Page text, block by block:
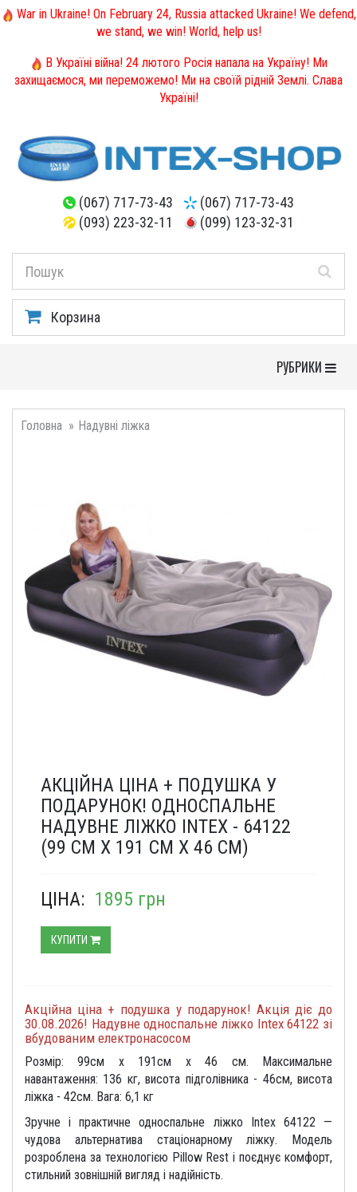
War in Ukraine! On February 24, Russia attacked Ukraine! We defend,
we stand, we win! World, help us!
В Україні війна! 24 лютого Росія напала на Україну! Ми
захищаємося, ми переможемо! Ми на своїй рідній Землі. Слава
Україні!
(067) 717-73-43
(067) 717-73-43
(093) 223-32-11
(099) 123-32-31
Корзина
Toggle
РУБРИКИ
Головна Надувні ліжка
АКЦІЙНА ЦІНА + ПОДУШКА У
ПОДАРУНОК! ОДНОСПАЛЬНЕ
НАДУВНЕ ЛІЖКО INTEX - 64122
(99 СМ Х 191 СМ Х 46 СМ)
ЦІНА: 1895 грн
КУПИТИ
Акційна ціна + подушка у подарунок! Акція діє до
30.08.2026! Надувне односпальне ліжко Intex 64122 зі
вбудованим електронасосом
Розмір: 99см х 191см х 46 см. Максимальне
навантаження: 136 кг,висота підголівника - 46см, висота
ліжка - 42см. Вага: 6,1 кг
Зручне і практичне односпальне ліжко Intex 64122 —
чудова альтернатива стаціонарному ліжку. Модель
розроблена за технологією Pillow Rest і поєднує комфорт,
стильний зовнішній вигляд і надійність.